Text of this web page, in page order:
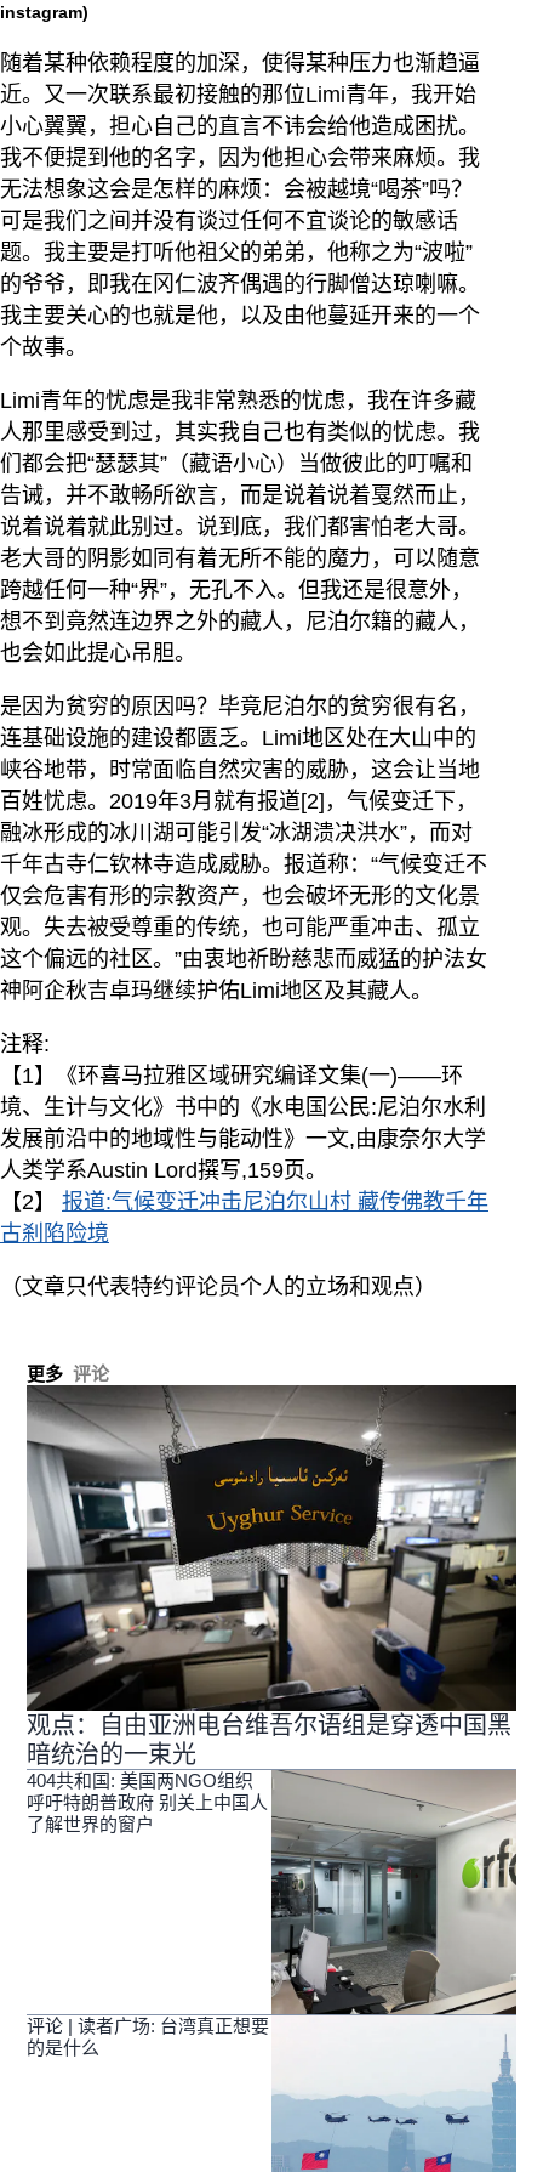
instagram)
随着某种依赖程度的加深，使得某种压力也渐趋逼
近。又一次联系最初接触的那位Limi青年，我开始
小心翼翼，担心自己的直言不讳会给他造成困扰。
我不便提到他的名字，因为他担心会带来麻烦。我
无法想象这会是怎样的麻烦：会被越境“喝茶”吗？
可是我们之间并没有谈过任何不宜谈论的敏感话
题。我主要是打听他祖父的弟弟，他称之为“波啦”
的爷爷，即我在冈仁波齐偶遇的行脚僧达琼喇嘛。
我主要关心的也就是他，以及由他蔓延开来的一个
个故事。
Limi青年的忧虑是我非常熟悉的忧虑，我在许多藏
人那里感受到过，其实我自己也有类似的忧虑。我
们都会把“瑟瑟其”（藏语小心）当做彼此的叮嘱和
告诫，并不敢畅所欲言，而是说着说着戛然而止，
说着说着就此别过。说到底，我们都害怕老大哥。
老大哥的阴影如同有着无所不能的魔力，可以随意
跨越任何一种“界”，无孔不入。但我还是很意外，
想不到竟然连边界之外的藏人，尼泊尔籍的藏人，
也会如此提心吊胆。
是因为贫穷的原因吗？毕竟尼泊尔的贫穷很有名，
连基础设施的建设都匮乏。Limi地区处在大山中的
峡谷地带，时常面临自然灾害的威胁，这会让当地
百姓忧虑。2019年3月就有报道[2]，气候变迁下，
融冰形成的冰川湖可能引发“冰湖溃决洪水”，而对
千年古寺仁钦林寺造成威胁。报道称：“气候变迁不
仅会危害有形的宗教资产，也会破坏无形的文化景
观。失去被受尊重的传统，也可能严重冲击、孤立
这个偏远的社区。”由衷地祈盼慈悲而威猛的护法女
神阿企秋吉卓玛继续护佑Limi地区及其藏人。
注释:
【1】《环喜马拉雅区域研究编译文集(一)——环
境、生计与文化》书中的《水电国公民:尼泊尔水利
发展前沿中的地域性与能动性》一文,由康奈尔大学
人类学系Austin Lord撰写,159页。
【2】 报道:气候变迁冲击尼泊尔山村 藏传佛教千年
古刹陷险境
（文章只代表特约评论员个人的立场和观点）
更多 评论
观点：自由亚洲电台维吾尔语组是穿透中国黑
暗统治的一束光
404共和国: 美国两NGO组织
呼吁特朗普政府 别关上中国人
了解世界的窗户
评论 | 读者广场: 台湾真正想要
的是什么